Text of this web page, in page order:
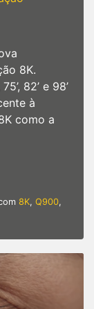
8K.
82’ e 98’
à
como a
8K, Q900,